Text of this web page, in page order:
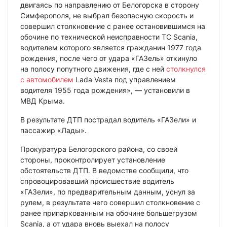
двигаясь по направлению от Белогорска в сторону
Симферополя, не выбрал безопасную скорость и
совершил столкновение с ранее остановившимся на
обочине по технической неисправности ТС Scania,
водителем которого является гражданин 1977 года
рождения, после чего от удара «ГАЗель» откинуло
на полосу попутного движения, где с ней столкнулся
с автомобилем Lada Vesta под управлением
водителя 1955 года рождения», — установили в
МВД Крыма.
В результате ДТП пострадал водитель «ГАЗели» и
пассажир «Лады».
Прокуратура Белогорского района, со своей
стороны, проконтролирует установление
обстоятельств ДТП. В ведомстве сообщили, что
спровоцировавший происшествие водитель
«ГАЗели», по предварительным данным, уснул за
рулем, в результате чего совершил столкновение с
ранее припаркованным на обочине большегрузом
Scania, а от удара вновь выехал на полосу